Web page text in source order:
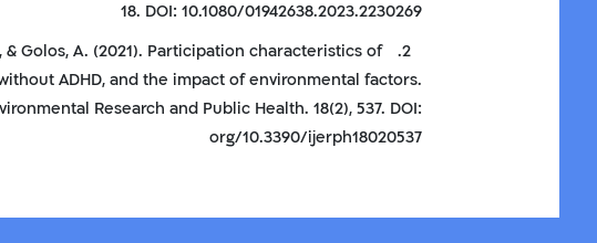
18. DOI: 10.1080/01942638.2023.2230269
2.
& Golos, A. (2021). Participation characteristics of
ADHD, and the impact of environmental factors.
Research and Public Health. 18(2), 537. DOI:
org/10.3390/ijerph18020537